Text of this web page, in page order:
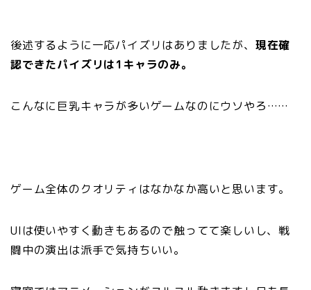
後述するように一応パイズリはありましたが、 現在確
認できたパイズリは1キャラのみ。
こんなに巨乳キャラが多いゲームなのにウソやろ……
ゲーム全体のクオリティはなかなか高いと思います。
UIは使いやすく動きもあるので触ってて楽しいし、戦
闘中の演出は派手で気持ちいい。